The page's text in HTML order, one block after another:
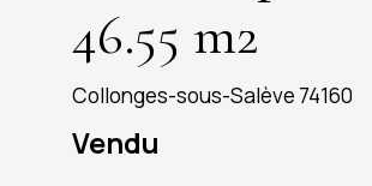
46.55 m2
Collonges-sous-Salève 74160
Vendu